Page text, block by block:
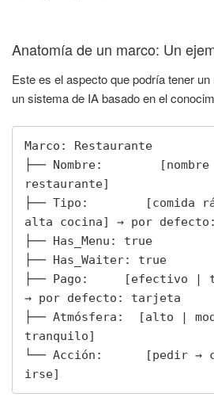
Anatomía de un marco: Un
Este es el aspecto que podría tener
un sistema de IA basado en el
Marco: Restaurante
├── Nombre:
restaurante]
├── Tipo:        [comida
alta cocina] → por
├── Has_Menu: true
├── Has_Waiter: true
├── Pago:     [efectivo |
→ por defecto: tarjeta
├── Atmósfera:  [alto |
tranquilo]
└── Acción:      [pedir →
irse]